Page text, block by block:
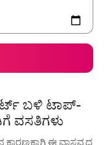
ಬಳಿ ಟಾಪ್-
ವಸತಿಗಳು
ಕಾರಣಕ್ಕಾಗಿ ಈ ವಾಸ್ತವ್ಯದ